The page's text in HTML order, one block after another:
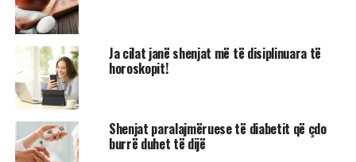
Ja cilat janë shenjat më të disiplinuara të
horoskopit!
Shenjat paralajmëruese të diabetit që çdo
burrë duhet të dijë